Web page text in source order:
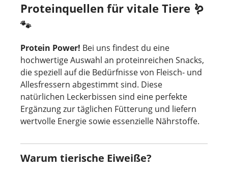
Proteinquellen für vitale Tiere 🪱
🐾
Protein Power! Bei uns findest du eine
hochwertige Auswahl an proteinreichen Snacks,
die speziell auf die Bedürfnisse von Fleisch- und
Allesfressern abgestimmt sind. Diese
natürlichen Leckerbissen sind eine perfekte
Ergänzung zur täglichen Fütterung und liefern
wertvolle Energie sowie essenzielle Nährstoffe.
Warum tierische Eiweiße?